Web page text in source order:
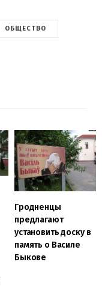
ОБЩЕСТВО
Гродненцы
предлагают
установить доску в
память о Василе
Быкове